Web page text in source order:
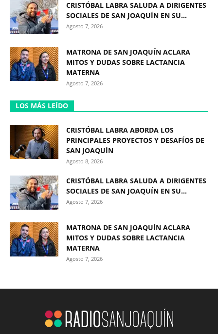
CRISTÓBAL LABRA SALUDA A DIRIGENTES
SOCIALES DE SAN JOAQUÍN EN SU...
Agosto 7, 2026
MATRONA DE SAN JOAQUÍN ACLARA
MITOS Y DUDAS SOBRE LACTANCIA
MATERNA
Agosto 7, 2026
LOS MÁS LEÍDO
CRISTÓBAL LABRA ABORDA LOS
PRINCIPALES PROYECTOS Y DESAFÍOS DE
SAN JOAQUÍN
Agosto 8, 2026
CRISTÓBAL LABRA SALUDA A DIRIGENTES
SOCIALES DE SAN JOAQUÍN EN SU...
Agosto 7, 2026
MATRONA DE SAN JOAQUÍN ACLARA
MITOS Y DUDAS SOBRE LACTANCIA
MATERNA
Agosto 7, 2026